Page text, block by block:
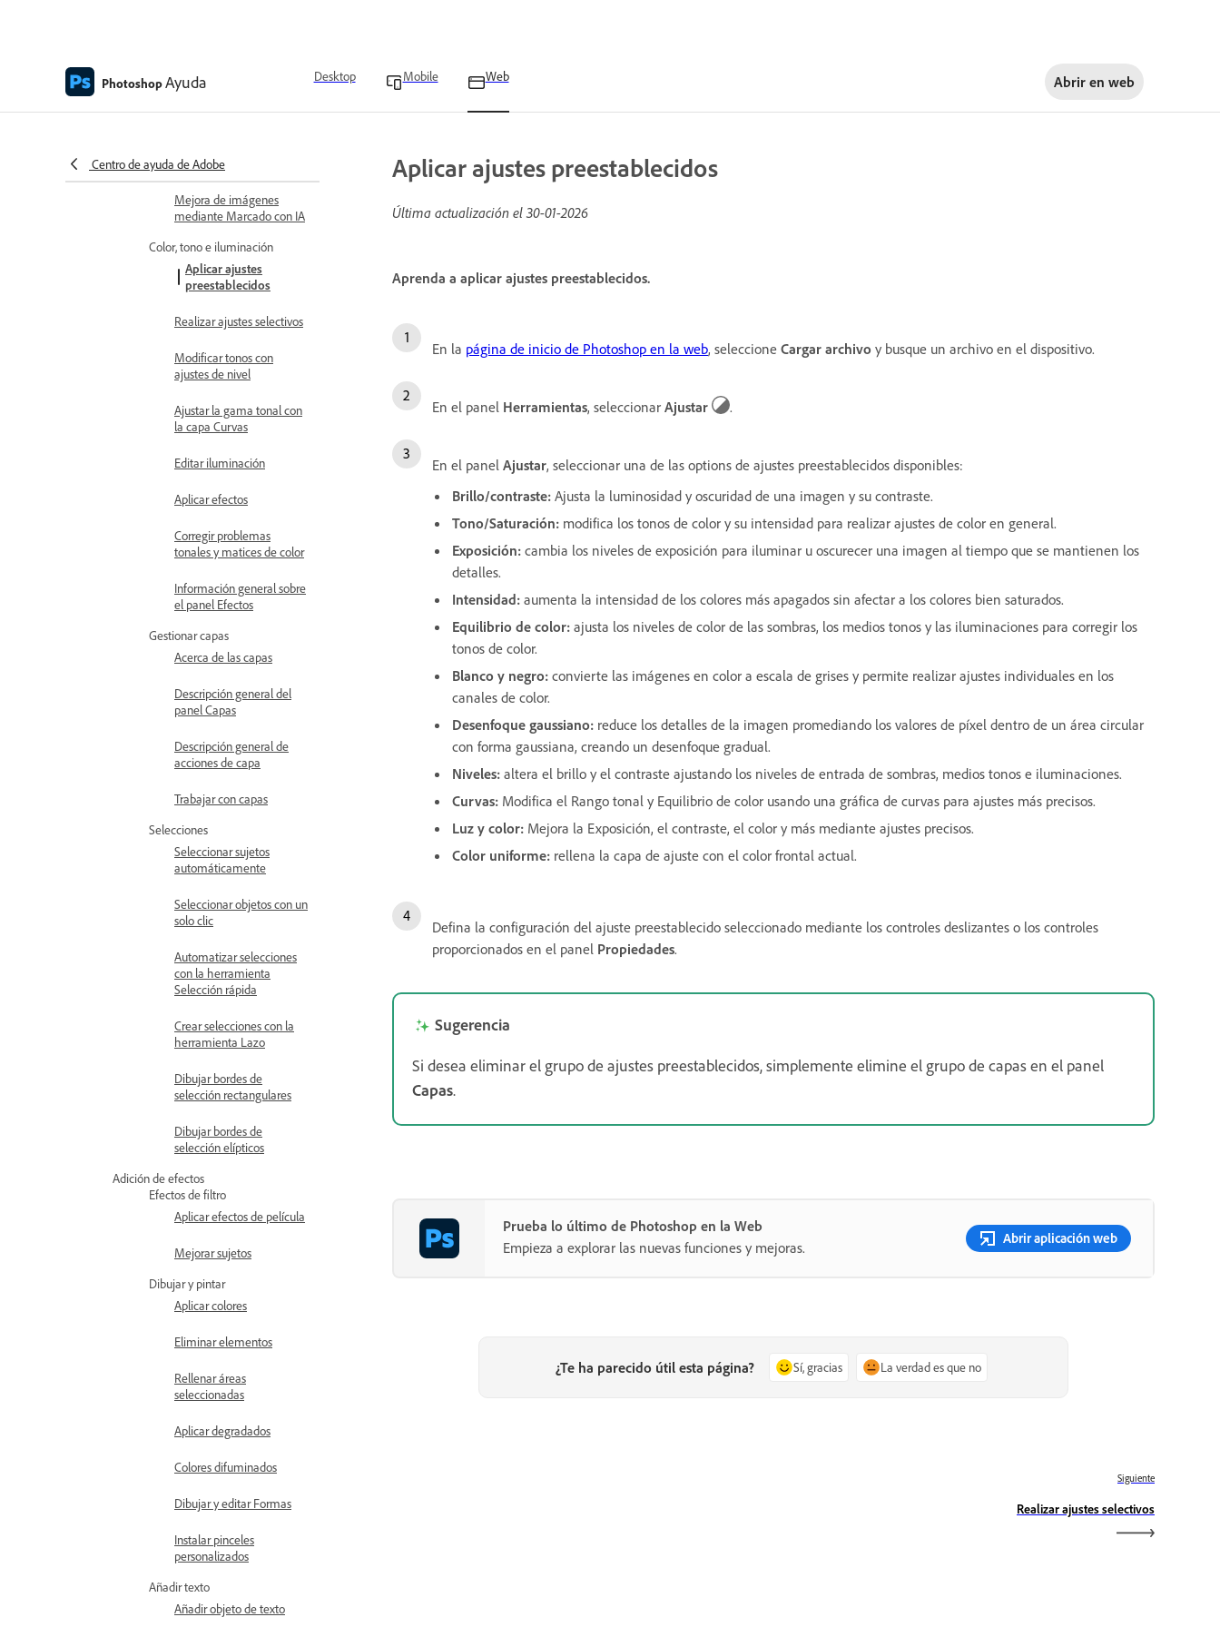
PhotoshopAyuda Desktop Mobile Web Abrir en web
Centro de ayuda de Adobe
Aplicación del filtro Licuar
Acceso al panel Historial
Asistente de IA
Mejora de imágenes
mediante Marcado con IA
Color, tono e iluminación
Aplicar ajustes
preestablecidos
Realizar ajustes selectivos
Modificar tonos con
ajustes de nivel
Ajustar la gama tonal con
la capa Curvas
Editar iluminación
Aplicar efectos
Corregir problemas
tonales y matices de color
Información general sobre
el panel Efectos
Gestionar capas
Acerca de las capas
Descripción general del
panel Capas
Descripción general de
acciones de capa
Trabajar con capas
Selecciones
Seleccionar sujetos
automáticamente
Seleccionar objetos con un
solo clic
Automatizar selecciones
con la herramienta
Selección rápida
Crear selecciones con la
herramienta Lazo
Dibujar bordes de
selección rectangulares
Dibujar bordes de
selección elípticos
Adición de efectos
Efectos de filtro
Aplicar efectos de película
Mejorar sujetos
Dibujar y pintar
Aplicar colores
Eliminar elementos
Rellenar áreas
seleccionadas
Aplicar degradados
Colores difuminados
Dibujar y editar Formas
Instalar pinceles
personalizados
Añadir texto
Añadir objeto de texto
Aplicar ajustes preestablecidos
Última actualización el 30-01-2026
Aprenda a aplicar ajustes preestablecidos.
En la página de inicio de Photoshop en la web, seleccione Cargar archivo y busque un archivo en el dispositivo.
En el panel Herramientas, seleccionar Ajustar .
En el panel Ajustar, seleccionar una de las options de ajustes preestablecidos disponibles:
Brillo/contraste: Ajusta la luminosidad y oscuridad de una imagen y su contraste.
Tono/Saturación: modifica los tonos de color y su intensidad para realizar ajustes de color en general.
Exposición: cambia los niveles de exposición para iluminar u oscurecer una imagen al tiempo que se mantienen los
detalles.
Intensidad: aumenta la intensidad de los colores más apagados sin afectar a los colores bien saturados.
Equilibrio de color: ajusta los niveles de color de las sombras, los medios tonos y las iluminaciones para corregir los
tonos de color.
Blanco y negro: convierte las imágenes en color a escala de grises y permite realizar ajustes individuales en los
canales de color.
Desenfoque gaussiano: reduce los detalles de la imagen promediando los valores de píxel dentro de un área circular
con forma gaussiana, creando un desenfoque gradual.
Niveles: altera el brillo y el contraste ajustando los niveles de entrada de sombras, medios tonos e iluminaciones.
Curvas: Modifica el Rango tonal y Equilibrio de color usando una gráfica de curvas para ajustes más precisos.
Luz y color: Mejora la Exposición, el contraste, el color y más mediante ajustes precisos.
Color uniforme: rellena la capa de ajuste con el color frontal actual.
Defina la configuración del ajuste preestablecido seleccionado mediante los controles deslizantes o los controles
proporcionados en el panel Propiedades.
Sugerencia
Si desea eliminar el grupo de ajustes preestablecidos, simplemente elimine el grupo de capas en el panel
Capas.
Prueba lo último de Photoshop en la Web
Empieza a explorar las nuevas funciones y mejoras.
Abrir aplicación web
¿Te ha parecido útil esta página? Sí, gracias La verdad es que no
Siguiente
Realizar ajustes selectivos